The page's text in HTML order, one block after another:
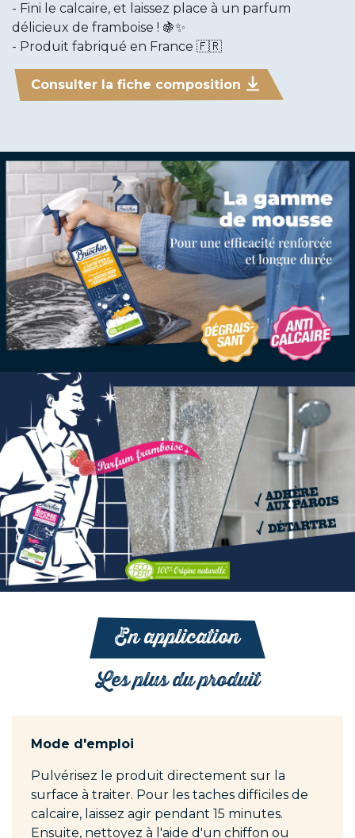
Fini le calcaire, et laissez place à un parfum
délicieux de framboise ! 🍇✨
Produit fabriqué en France 🇫🇷
Consulter la fiche composition
En application
Les plus du produit
Mode d'emploi
Pulvérisez le produit directement sur la
surface à traiter. Pour les taches difficiles de
calcaire, laissez agir pendant 15 minutes.
Ensuite, nettoyez à l'aide d'un chiffon ou